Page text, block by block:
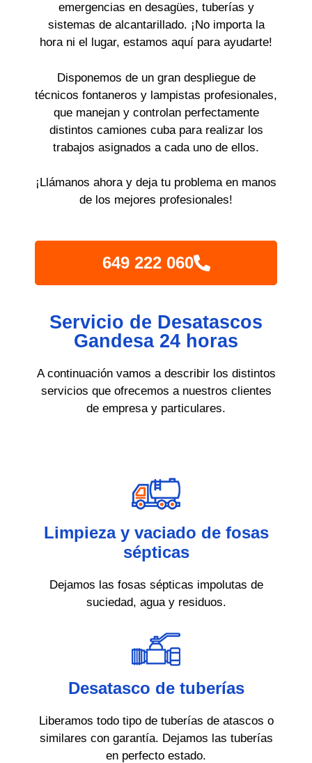
emergencias en desagües, tuberías y
sistemas de alcantarillado. ¡No importa la
hora ni el lugar, estamos aquí para ayudarte!
Disponemos de un gran despliegue de
técnicos fontaneros y lampistas profesionales,
que manejan y controlan perfectamente
distintos camiones cuba para realizar los
trabajos asignados a cada uno de ellos.
¡Llámanos ahora y deja tu problema en manos
de los mejores profesionales!
649 222 060
Servicio de Desatascos
Gandesa 24 horas
A continuación vamos a describir los distintos
servicios que ofrecemos a nuestros clientes
de empresa y particulares.
Limpieza y vaciado de fosas
sépticas
Dejamos las fosas sépticas impolutas de
suciedad, agua y residuos.
Desatasco de tuberías
Liberamos todo tipo de tuberías de atascos o
similares con garantía. Dejamos las tuberías
en perfecto estado.